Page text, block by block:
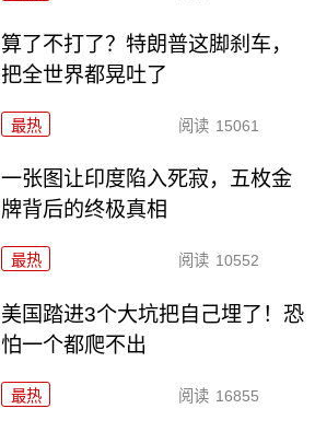
算了不打了？特朗普这脚刹车，
把全世界都晃吐了
最热 阅读 15061
一张图让印度陷入死寂，五枚金
牌背后的终极真相
最热 阅读 10552
美国踏进3个大坑把自己埋了！恐
怕一个都爬不出
最热 阅读 16855